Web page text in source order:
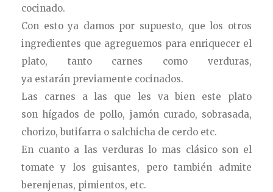
cocinado.
Con esto ya damos por supuesto, que los otros
ingredientes que agreguemos para enriquecer el
plato, tanto carnes como verduras,
ya estarán previamente cocinados.
Las carnes a las que les va bien este plato
son hígados de pollo, jamón curado, sobrasada,
chorizo, butifarra o salchicha de cerdo etc.
En cuanto a las verduras lo mas clásico son el
tomate y los guisantes, pero también admite
berenjenas, pimientos, etc.